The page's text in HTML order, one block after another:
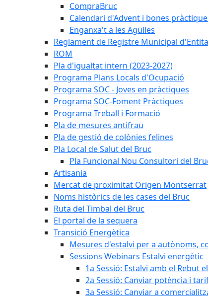
CompraBruc
Calendari d'Advent i bones
Enganxa't a les Agulles
Reglament de Registre Municipal
ROM
Pla d'igualtat intern (2023-2027)
Programa Plans Locals d'Ocupació
Programa SOC - Joves en pràctiques
Programa SOC-Foment Pràctiques
Programa Treball i Formació
Pla de mesures antifrau
Pla de gestió de colònies felines
Pla Local de Salut del Bruc
Pla Funcional Nou Consultori del
Artisania
Mercat de proximitat Origen Montserrat
Noms històrics de les cases del Bruc
Ruta del Timbal del Bruc
El portal de la sequera
Transició Energètica
Mesures d'estalvi per a autònoms,
Sessions Webinars Estalvi energètic
1a Sessió: Estalvi amb el Rebut
2a Sessió: Canviar potència i
3a Sessió: Canviar a